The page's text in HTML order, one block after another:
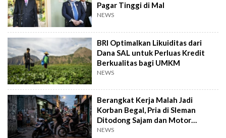
Pagar Tinggi di Mal
NEWS
BRI Optimalkan Likuiditas dari
Dana SAL untuk Perluas Kredit
Berkualitas bagi UMKM
NEWS
Berangkat Kerja Malah Jadi
Korban Begal, Pria di Sleman
Ditodong Sajam dan Motor
Digasak
NEWS